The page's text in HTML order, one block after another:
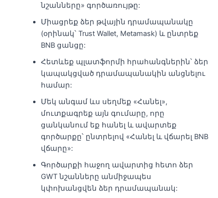
նշանները» գործառույթը:
Միացրեք ձեր թվային դրամապանակը
(օրինակ՝ Trust Wallet, Metamask) և ընտրեք
BNB ցանցը:
Հետևեք պլատֆորմի հրահանգներին՝ ձեր
կապակցված դրամապանակին անցնելու
համար:
Մեկ անգամ ևս սեղմեք «Հանել»,
մուտքագրեք այն գումարը, որը
ցանկանում եք հանել և ավարտեք
գործարքը՝ ընտրելով «Հանել և վճարել BNB
վճարը»:
Գործարքի հաջող ավարտից հետո ձեր
GWT նշանները անմիջապես
կփոխանցվեն ձեր դրամապանակ: